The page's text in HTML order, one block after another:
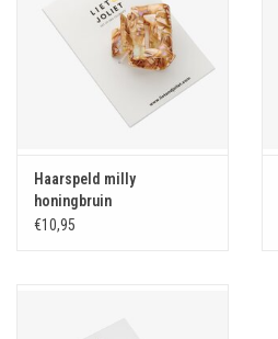
Haarspeld milly
honingbruin
€10,95